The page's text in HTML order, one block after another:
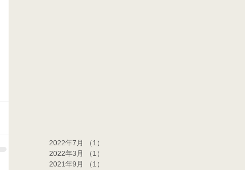
2022年7月 （1）
2022年3月
（1）
2021年9月
（1）